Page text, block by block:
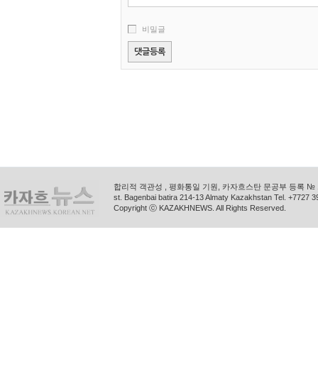
비밀글
합리적 객관성 , 평화통일 기원, 카자흐스탄 문공부 등록
st. Bagenbai batira 214-13 Almaty Kazakhstan Tel. +7727
Copyright ⓒ KAZAKHNEWS. All Rights Reserved.